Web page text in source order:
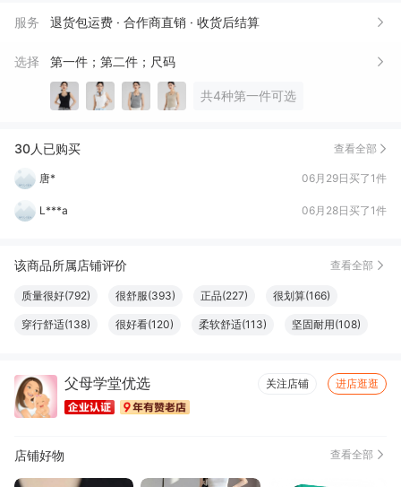
服务 退货包运费 · 合作商直销 · 收货后结算
选择 第一件；第二件；尺码
共4种第一件可选
30人已购买 查看全部
枫**鹭 08月16日买了1件
黄*华 08月11日买了1件
潇* 07月02日买了1件
子*鱼
唐* 06月29日买了1件
L***a
该商品所属店铺评价 查看全部
质量很好(792) 很舒服(393) 正品(227) 很划算(166)
穿行舒适(138) 很好看(120) 柔软舒适(113) 坚固耐用(108)
非常透气(76) 触感良好(76) 设计一流(73)
颜色正(66) 大小合适(64) 方便(60)
父母学堂优选 关注店铺 进店逛逛
店铺好物 查看全部